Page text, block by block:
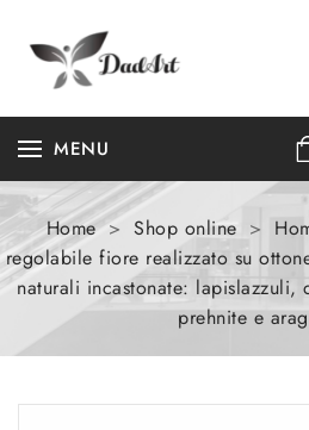
MENU
Home > Shop online >
regolabile fiore realizzato su
naturali incastonate: lapislazzuli,
prehnite e